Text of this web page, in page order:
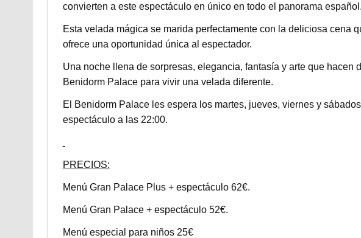
convierten a este espectáculo en único en todo el panorama español.
Esta velada mágica se marida perfectamente con la deliciosa cena
ofrece una oportunidad única al espectador.
Una noche llena de sorpresas, elegancia, fantasía y arte que hacen
Benidorm Palace para vivir una velada diferente.
El Benidorm Palace les espera los martes, jueves, viernes y
espectáculo a las 22:00.
PRECIOS:
Menú Gran Palace Plus + espectáculo 62€.
Menú Gran Palace + espectáculo 52€.
Menú especial para niños 25€